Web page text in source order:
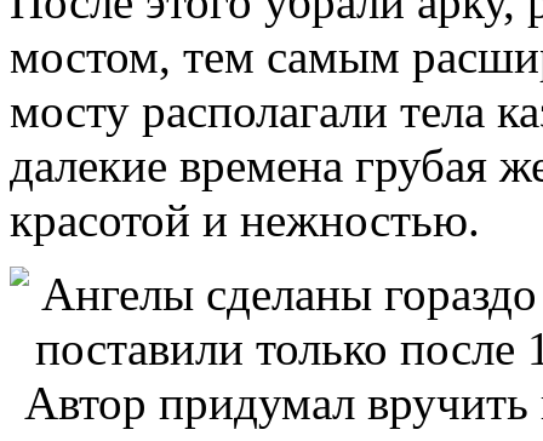
мостом, тем самым
мосту располагали тела
далекие времена грубая
красотой и нежностью.